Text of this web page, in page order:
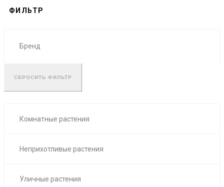
ФИЛЬТР
Бренд
СБРОСИТЬ ФИЛЬТР
Комнатные растения
Неприхотливые растения
Уличные растения